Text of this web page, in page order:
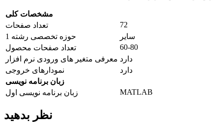
مشخصات کلی
تعداد صفحات
72
حوزه تخصصی رشته 1
سایر
تعداد صفحات محصول
60-80
معرفی متغیر های ورودی نرم افزار دارد
نمودارهای خروجی
دارد
زبان برنامه نویسی
زبان برنامه نویسی اول
MATLAB
نظر بدهید